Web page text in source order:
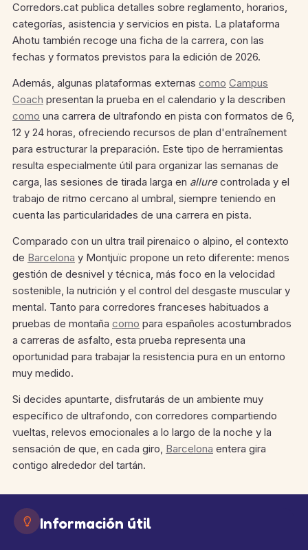
Corredors.cat publica detalles sobre reglamento, horarios,
categorías, asistencia y servicios en pista. La plataforma
Ahotu también recoge una ficha de la carrera, con las
fechas y formatos previstos para la edición de 2026.
Además, algunas plataformas externas como Campus
Coach presentan la prueba en el calendario y la describen
como una carrera de ultrafondo en pista con formatos de 6,
12 y 24 horas, ofreciendo recursos de plan d'entraînement
para estructurar la preparación. Este tipo de herramientas
resulta especialmente útil para organizar las semanas de
carga, las sesiones de tirada larga en allurecontrolada y el
trabajo de ritmo cercano al umbral, siempre teniendo en
cuenta las particularidades de una carrera en pista.
Comparado con un ultra trail pirenaico o alpino, el contexto
de Barcelona y Montjuïc propone un reto diferente: menos
gestión de desnivel y técnica, más foco en la velocidad
sostenible, la nutrición y el control del desgaste muscular y
mental. Tanto para corredores franceses habituados a
pruebas de montaña como para españoles acostumbrados
a carreras de asfalto, esta prueba representa una
oportunidad para trabajar la resistencia pura en un entorno
muy medido.
Si decides apuntarte, disfrutarás de un ambiente muy
específico de ultrafondo, con corredores compartiendo
vueltas, relevos emocionales a lo largo de la noche y la
sensación de que, en cada giro, Barcelona entera gira
contigo alrededor del tartán.
Información útil